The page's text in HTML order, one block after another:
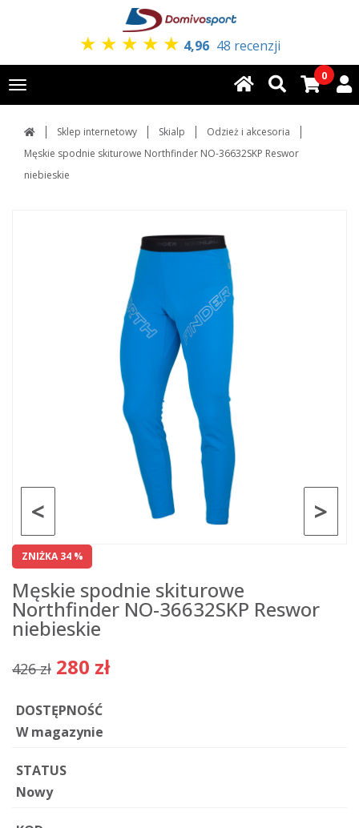
★ ★ ★ ★ ★ 4,96 48 recenzji
Toggle
navigation
0
Sklep internetowy Skialp
Odzież i akcesoria
Męskie spodnie skiturowe Northfinder NO-36632SKP Reswor
niebieskie
>
<
ZNIŻKA 34 %
Męskie spodnie skiturowe
Northfinder NO-36632SKP Reswor
niebieskie
426 zł 280 zł
DOSTĘPNOŚĆ
W magazynie
STATUS
Nowy